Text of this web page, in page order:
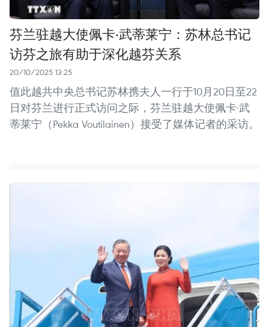
芬兰驻越大使佩卡·武蒂莱宁：苏林总书记
访芬之旅有助于深化越芬关系
20/10/2025 13:25
值此越共中央总书记苏林携夫人一行于10月20日至22
日对芬兰进行正式访问之际，芬兰驻越大使佩卡·武
蒂莱宁（Pekka Voutilainen）接受了媒体记者的采访。